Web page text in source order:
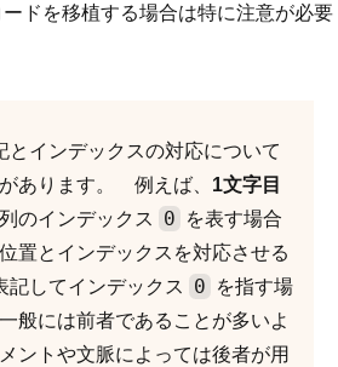
ードを移植する場合は特に注意が必要
とインデックスの対応について
あります。 例えば、 1文字目
のインデックス
0
を表す場合
置とインデックスを対応させる
記してインデックス 0
を指す場
般には前者であることが多いよ
ントや文脈によっては後者が用